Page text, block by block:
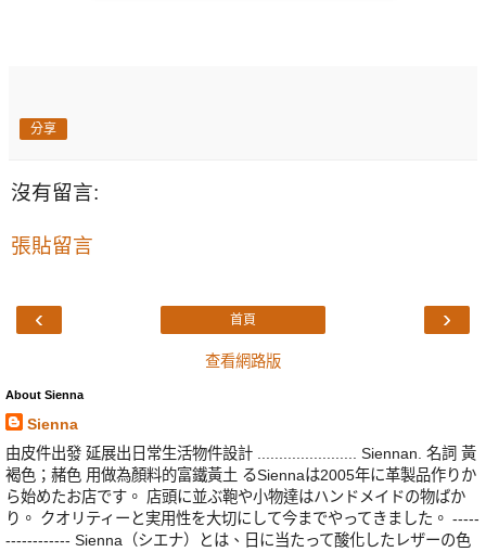
分享
沒有留言:
張貼留言
‹ ›
首頁
查看網路版
About Sienna
Sienna
由皮件出發 延展出日常生活物件設計 ....................... Siennan. 名詞 黃
褐色；赭色 用做為顏料的富鐵黃土 るSiennaは2005年に革製品作りか
ら始めたお店です。 店頭に並ぶ鞄や小物達はハンドメイドの物ばか
り。 クオリティーと実用性を大切にして今までやってきました。 -----
------------ Sienna（シエナ）とは、日に当たって酸化したレザーの色